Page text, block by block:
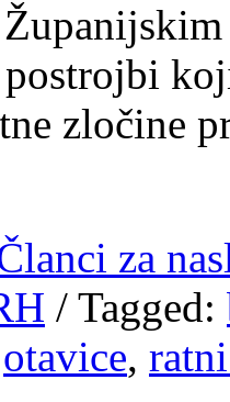
zločine
za
/ Tagged:
otavice,